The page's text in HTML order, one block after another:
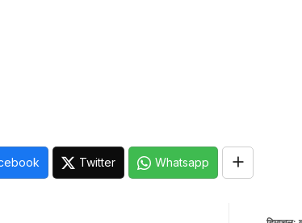
Twitter Whatsapp